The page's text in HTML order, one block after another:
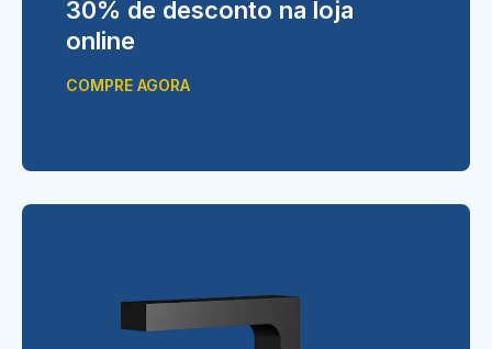
30% de desconto na loja
online
COMPRE AGORA